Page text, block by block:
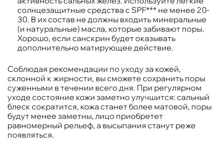
солнцезащитные средства с SPF*** не менее 20-
30. В их состав не должны входить минеральные
(и натуральные) масла, которые забивают поры.
Хорошо, если санскрин будет оказывать
дополнительно матирующее действие.
Соблюдая рекомендации по уходу за кожей,
склонной к жирности, вы сможете сохранить поры
суженными в течении всего дня. При регулярном
уходе состояние кожи заметно улучшится: сальный
блеск сократится, кожа станет более матовой, поры
будут менее заметны, лицо приобретет
равномерный рельеф, а высыпания станут реже
появляться.